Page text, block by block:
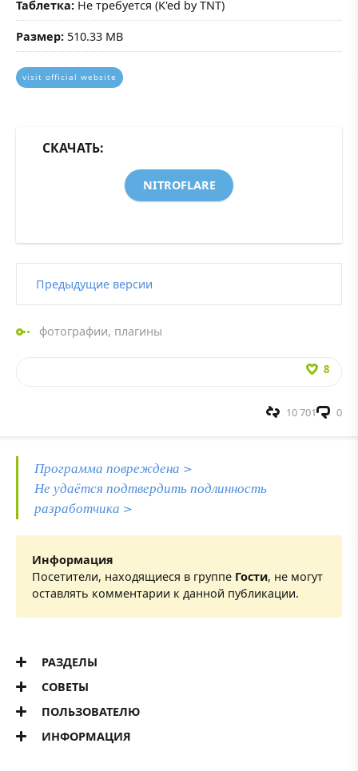
Таблетка: Не требуется (K'ed by TNT)
Размер: 510.33 MB
visit official website
СКАЧАТЬ:
NITROFLARE
Предыдущие версии
фотографии, плагины
8
0
10 701
Программа повреждена >
Не удаётся подтвердить подлинность
разработчика >
Информация
Посетители, находящиеся в группе Гости, не могут
оставлять комментарии к данной публикации.
РАЗДЕЛЫ
СОВЕТЫ
ПОЛЬЗОВАТЕЛЮ
ИНФОРМАЦИЯ